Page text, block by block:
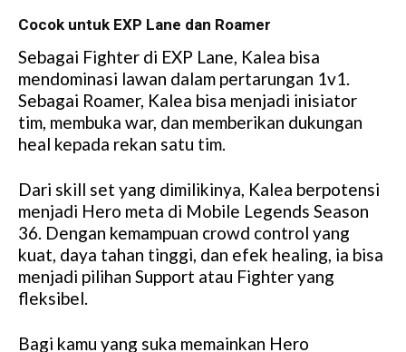
Cocok untuk EXP Lane dan Roamer
Sebagai Fighter di EXP Lane, Kalea bisa
mendominasi lawan dalam pertarungan 1v1.
Sebagai Roamer, Kalea bisa menjadi inisiator
tim, membuka war, dan memberikan dukungan
heal kepada rekan satu tim.
Dari skill set yang dimilikinya, Kalea berpotensi
menjadi Hero meta di Mobile Legends Season
36. Dengan kemampuan crowd control yang
kuat, daya tahan tinggi, dan efek healing, ia bisa
menjadi pilihan Support atau Fighter yang
fleksibel.
Bagi kamu yang suka memainkan Hero